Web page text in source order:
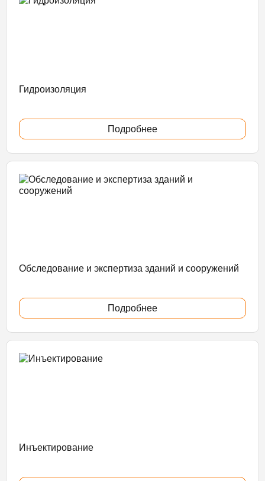
Гидроизоляция
Подробнее
Обследование и экспертиза зданий и сооружений
Подробнее
Инъектирование